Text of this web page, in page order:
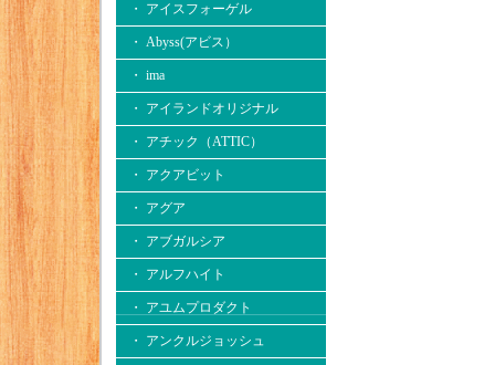
・ アイスフォーゲル
・ Abyss(アビス）
・ ima
・ アイランドオリジナル
・ アチック（ATTIC）
・ アクアビット
・ アグア
・ アブガルシア
・ アルフハイト
・ アユムプロダクト
・ アンクルジョッシュ